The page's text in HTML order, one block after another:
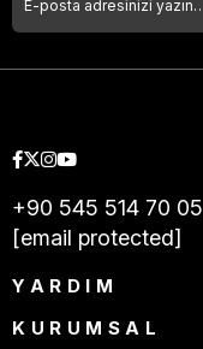
+90 545 514 70 05
[email protected]
YARDIM
KURUMSAL